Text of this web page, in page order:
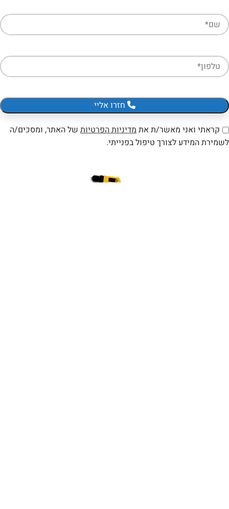
חזרו אליי
קראתי ואני מאשר/ת אתמדיניות הפרטיות של האתר, ומסכים/ה
לשמירת המידע לצורך טיפול בפנייתי.